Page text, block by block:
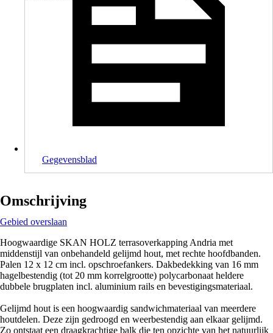
Gegevensblad
Omschrijving
Gebied overslaan
Hoogwaardige SKAN HOLZ terrasoverkapping Andria met
middenstijl van onbehandeld gelijmd hout, met rechte hoofdbanden.
Palen 12 x 12 cm incl. opschroefankers. Dakbedekking van 16 mm
hagelbestendig (tot 20 mm korrelgrootte) polycarbonaat heldere
dubbele brugplaten incl. aluminium rails en bevestigingsmateriaal.
Gelijmd hout is een hoogwaardig sandwichmateriaal van meerdere
houtdelen. Deze zijn gedroogd en weerbestendig aan elkaar gelijmd.
Zo ontstaat een draagkrachtige balk die ten opzichte van het natuurlijk